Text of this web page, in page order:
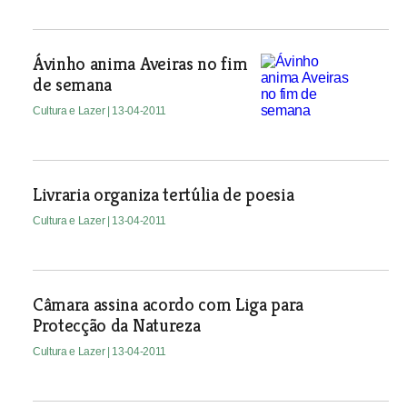
Ávinho anima Aveiras no fim
de semana
Cultura e Lazer | 13-04-2011
Livraria organiza tertúlia de poesia
Cultura e Lazer | 13-04-2011
Câmara assina acordo com Liga para
Protecção da Natureza
Cultura e Lazer | 13-04-2011